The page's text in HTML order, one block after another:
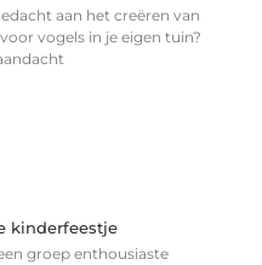
aan het creëren van
vogels in je eigen tuin?
kinderfeestje
groep enthousiaste